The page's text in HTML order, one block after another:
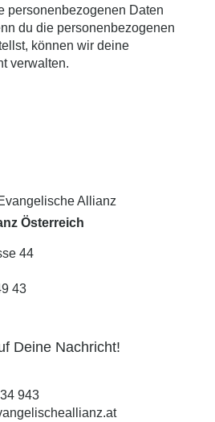
personenbezogenen Daten
du die personenbezogenen
können wir deine
verwalten.
Österreich
44
43
Deine Nachricht!
943